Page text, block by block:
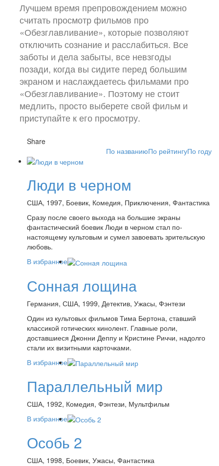
Лучшем время препровождением можно
считать просмотр фильмов про
«Обезглавливание», которые позволяют
отключить сознание и расслабиться. Все
заботы и дела забыты, все невзгоды
позади, когда вы сидите перед большим
экраном и наслаждаетесь фильмами про
«Обезглавливание». Поэтому не стоит
медлить, просто выберете свой фильм и
приступайте к его просмотру.
Share
По названиюПо рейтингуПо году
Люди в черном
США, 1997, Боевик, Комедия, Приключения, Фантастика
Сразу после своего выхода на большие экраны
фантастический боевик Люди в черном стал по-
настоящему культовым и сумел завоевать зрительскую
любовь.
В избранное
Сонная лощина
Германия, США, 1999, Детектив, Ужасы, Фэнтези
Один из культовых фильмов Тима Бертона, ставший
классикой готических кинолент. Главные роли,
доставшиеся Джонни Деппу и Кристине Риччи, надолго
стали их визитными карточками.
В избранное
Параллельный мир
США, 1992, Комедия, Фэнтези, Мультфильм
В избранное
Особь 2
США, 1998, Боевик, Ужасы, Фантастика